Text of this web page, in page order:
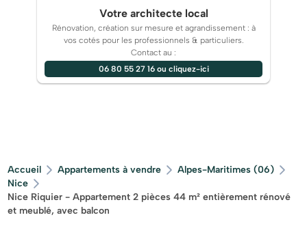
Votre architecte local
Rénovation, création sur mesure et agrandissement : à
vos cotés pour les professionnels & particuliers.
Contact au :
06 80 55 27 16 ou cliquez-ici
Accueil Appartements à vendre
Alpes-Maritimes (06)
Nice
Nice Riquier - Appartement 2 pièces 44 m² entièrement rénové
et meublé, avec balcon